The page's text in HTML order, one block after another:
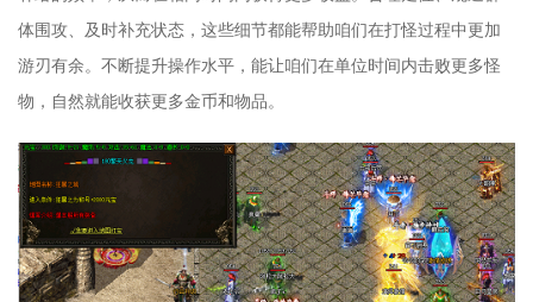
体围攻、及时补充状态，这些细节都能帮助咱们在打怪过程中更加
游刃有余。不断提升操作水平，能让咱们在单位时间内击败更多怪
物，自然就能收获更多金币和物品。